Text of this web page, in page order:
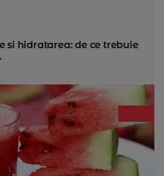
si hidratarea: de ce trebuie